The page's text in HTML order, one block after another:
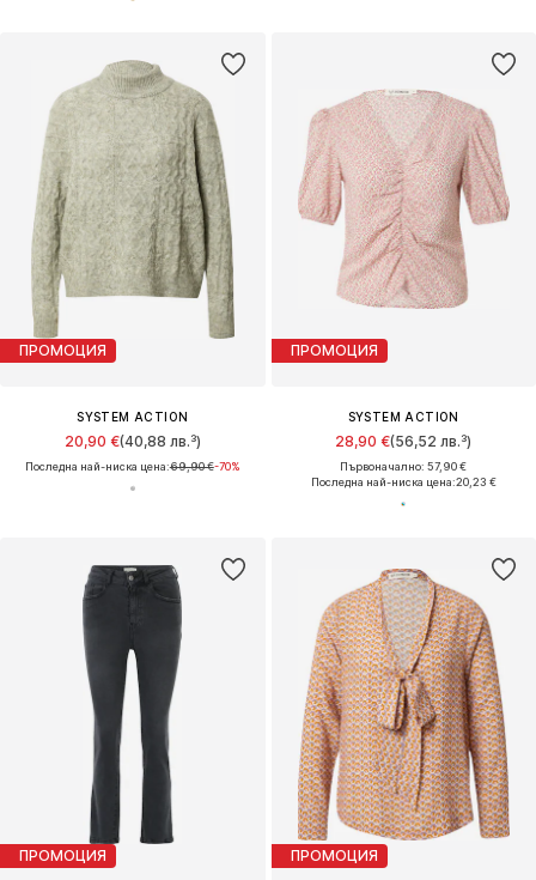
ПРОМОЦИЯ
SYSTEM ACTION
20,90 €(40,88 лв.³)
Последна най-ниска цена:69,90 €-70%
ПРОМОЦИЯ
SYSTEM ACTION
28,90 €(56,52 лв.³)
Първоначално: 57,90 €
Последна най-ниска цена:20,23 €
ПРОМОЦИЯ ПРОМОЦИЯ